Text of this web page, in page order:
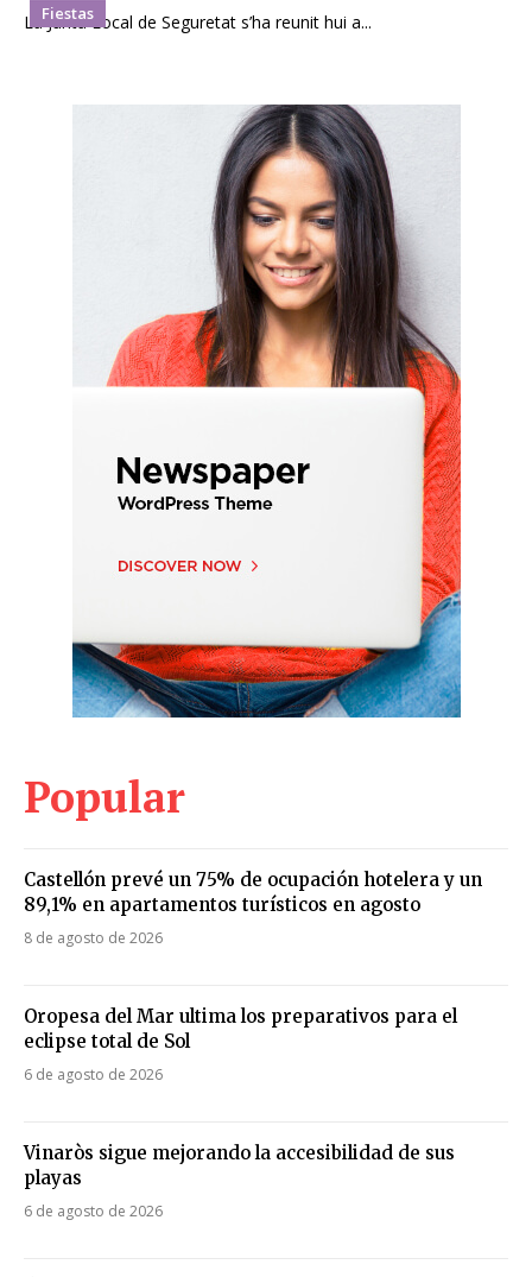
Fiestas
La Junta Local de Seguretat s’ha reunit hui a...
Popular
Castellón prevé un 75% de ocupación hotelera y un
89,1% en apartamentos turísticos en agosto
8 de agosto de 2026
Oropesa del Mar ultima los preparativos para el
eclipse total de Sol
6 de agosto de 2026
Vinaròs sigue mejorando la accesibilidad de sus
playas
6 de agosto de 2026